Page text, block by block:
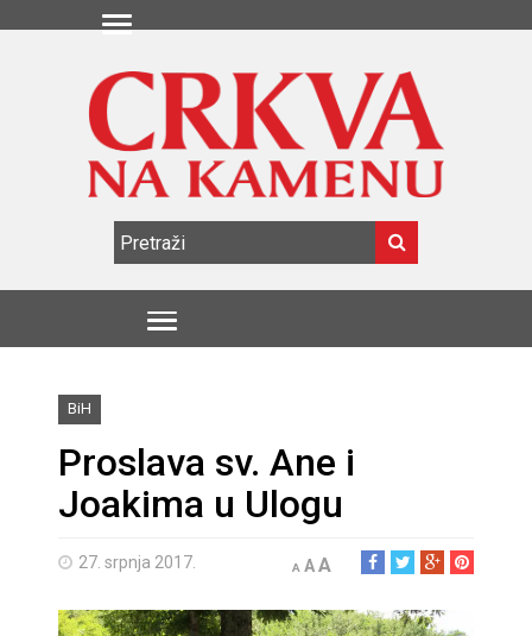
BiH
Proslava sv. Ane i
Joakima u Ulogu
27. srpnja 2017. A AA